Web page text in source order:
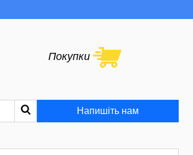
Покупки
Напишіть нам